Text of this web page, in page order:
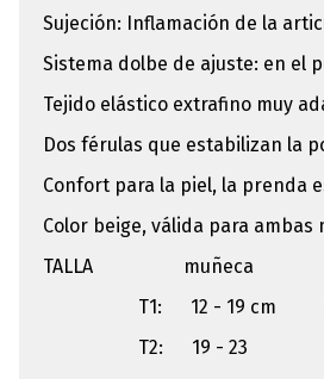
Sujeción: Inflamación de la
Sistema dolbe de ajuste: en el
Tejido elástico extrafino muy
Dos férulas que estabilizan la
Confort para la piel, la prenda
Color beige, válida para ambas
TALLA muñeca
T1: 12 - 19 cm 5 -
T2: 19 - 23 6,5 -